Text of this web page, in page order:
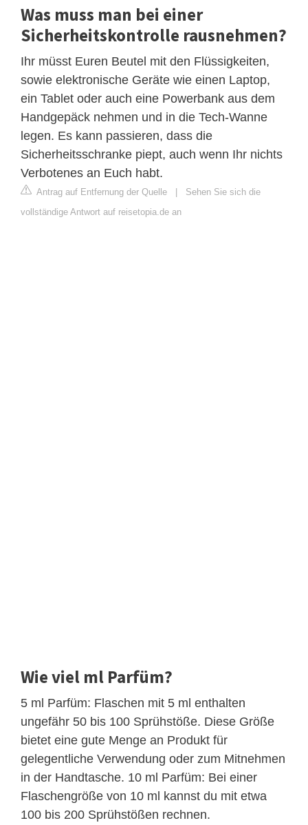
Was muss man bei einer
Sicherheitskontrolle rausnehmen?
Ihr müsst Euren Beutel mit den Flüssigkeiten,
sowie elektronische Geräte wie einen Laptop,
ein Tablet oder auch eine Powerbank aus dem
Handgepäck nehmen und in die Tech-Wanne
legen. Es kann passieren, dass die
Sicherheitsschranke piept, auch wenn Ihr nichts
Verbotenes an Euch habt.
Antrag auf Entfernung der Quelle | Sehen Sie sich die
vollständige Antwort auf reisetopia.de an
Wie viel ml Parfüm?
5 ml Parfüm: Flaschen mit 5 ml enthalten
ungefähr 50 bis 100 Sprühstöße. Diese Größe
bietet eine gute Menge an Produkt für
gelegentliche Verwendung oder zum Mitnehmen
in der Handtasche. 10 ml Parfüm: Bei einer
Flaschengröße von 10 ml kannst du mit etwa
100 bis 200 Sprühstößen rechnen.